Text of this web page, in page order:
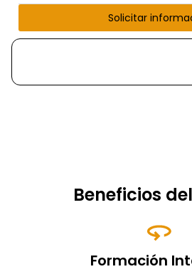
Solicitar
Beneficios
Formación